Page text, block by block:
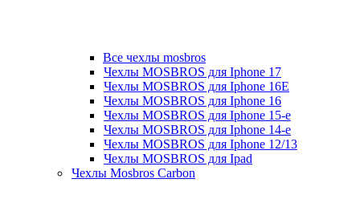
Все чехлы mosbros
Чехлы MOSBROS для Iphone 17
Чехлы MOSBROS для Iphone 16E
Чехлы MOSBROS для Iphone 16
Чехлы MOSBROS для Iphone 15-е
Чехлы MOSBROS для Iphone 14-е
Чехлы MOSBROS для Iphone 12/13
Чехлы MOSBROS для Ipad
Чехлы Mosbros Carbon